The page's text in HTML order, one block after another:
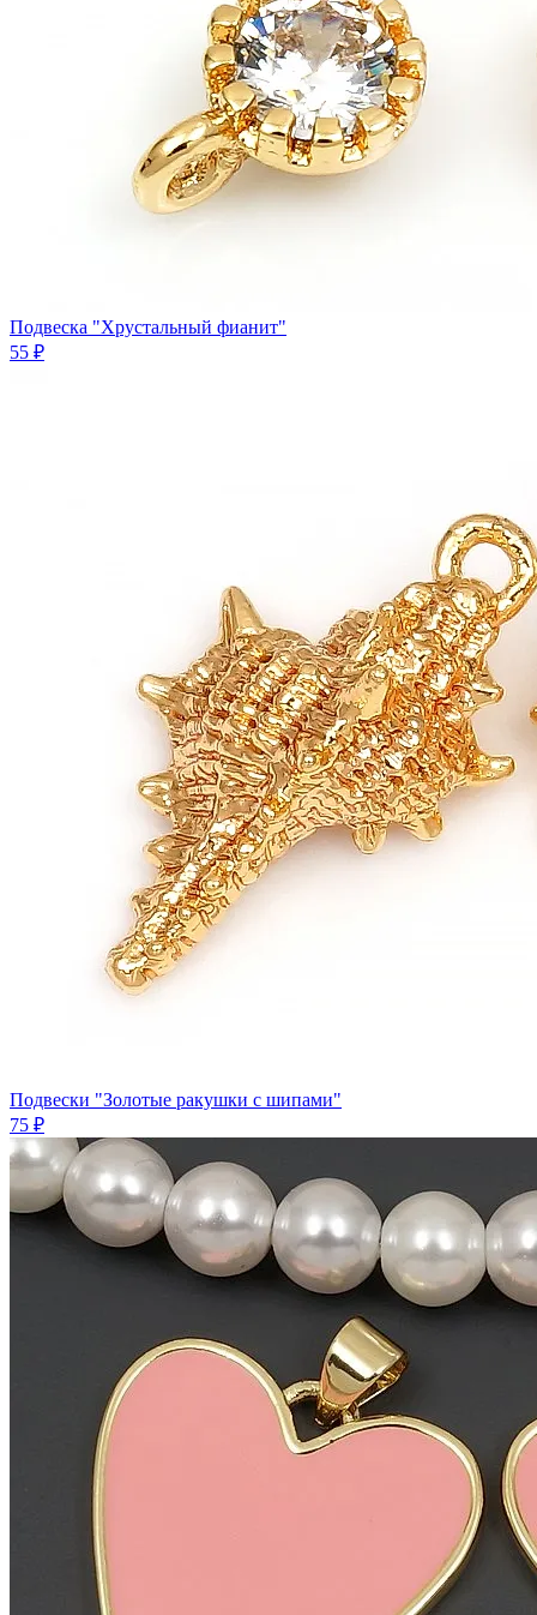
Подвеска "Хрустальный фианит"
55 ₽
Подвески "Золотые ракушки с шипами"
75 ₽